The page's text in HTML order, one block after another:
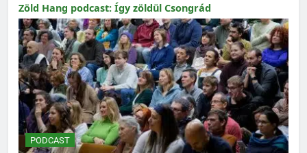
Zöld Hang podcast: Így zöldül Csongrád
PODCAST